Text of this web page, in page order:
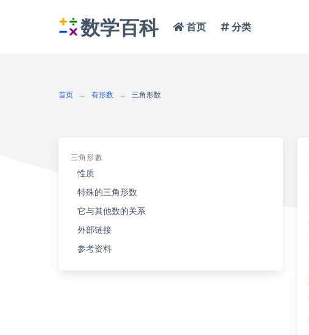
数学百科 首页 分类
首页 有形数 三角形数
三角形數
性质
特殊的三角形数
它与其他数的关系
外部链接
参考资料